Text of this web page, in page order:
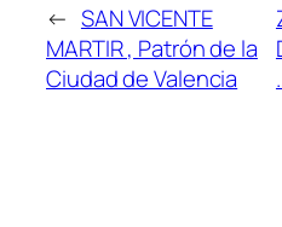
← SAN VICENTE
MARTIR , Patrón de la
Ciudad de Valencia